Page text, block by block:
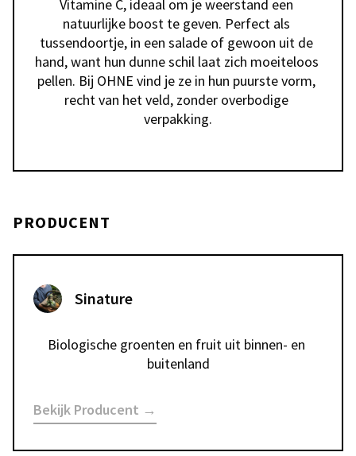
Vitamine C, ideaal om je weerstand een
natuurlijke boost te geven. Perfect als
tussendoortje, in een salade of gewoon uit de
hand, want hun dunne schil laat zich moeiteloos
pellen. Bij OHNE vind je ze in hun puurste vorm,
recht van het veld, zonder overbodige
verpakking.
PRODUCENT
Sinature
Biologische groenten en fruit uit binnen- en
Bekijk Producent →